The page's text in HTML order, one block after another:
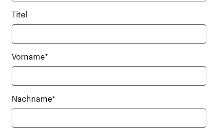
Titel
Vorname*
Nachname*